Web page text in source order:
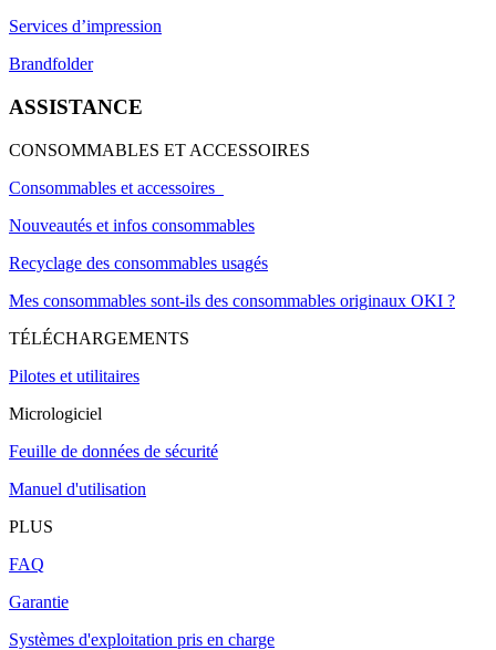
Services d’impression
Brandfolder
ASSISTANCE
CONSOMMABLES ET ACCESSOIRES
Consommables et accessoires
Nouveautés et infos consommables
Recyclage des consommables usagés
Mes consommables sont-ils des consommables originaux OKI ?
TÉLÉCHARGEMENTS
Pilotes et utilitaires
Micrologiciel
Feuille de données de sécurité
Manuel d'utilisation
PLUS
FAQ
Garantie
Systèmes d'exploitation pris en charge